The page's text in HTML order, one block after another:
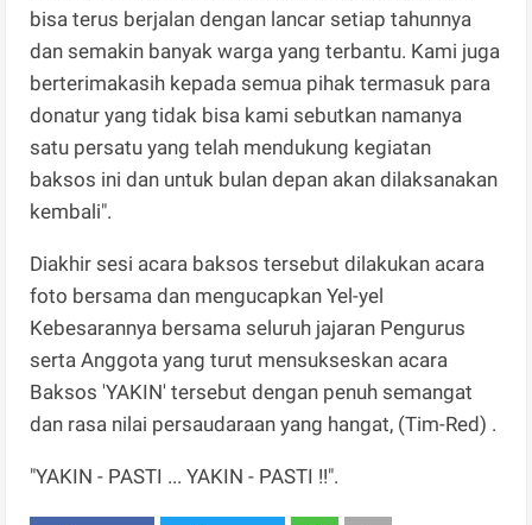
bisa terus berjalan dengan lancar setiap tahunnya
dan semakin banyak warga yang terbantu. Kami juga
berterimakasih kepada semua pihak termasuk para
donatur yang tidak bisa kami sebutkan namanya
satu persatu yang telah mendukung kegiatan
baksos ini dan untuk bulan depan akan dilaksanakan
kembali".
Diakhir sesi acara baksos tersebut dilakukan acara
foto bersama dan mengucapkan Yel-yel
Kebesarannya bersama seluruh jajaran Pengurus
serta Anggota yang turut mensukseskan acara
Baksos 'YAKIN' tersebut dengan penuh semangat
dan rasa nilai persaudaraan yang hangat, (Tim-Red) .
"YAKIN - PASTI ... YAKIN - PASTI !!".